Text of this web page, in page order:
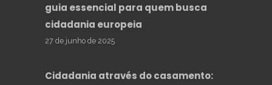
guia essencial para quem busca
cidadania europeia
27 de junho de 2025
Cidadania através do casamento: